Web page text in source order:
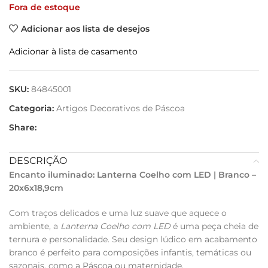
Fora de estoque
Adicionar aos lista de desejos
Adicionar à lista de casamento
SKU: 84845001
Categoria: Artigos Decorativos de Páscoa
Share:
DESCRIÇÃO
Encanto iluminado: Lanterna Coelho com LED | Branco –
20x6x18,9cm
Com traços delicados e uma luz suave que aquece o
ambiente, a Lanterna Coelho com LEDé uma peça cheia de
ternura e personalidade. Seu design lúdico em acabamento
branco é perfeito para composições infantis, temáticas ou
sazonais, como a Páscoa ou maternidade.